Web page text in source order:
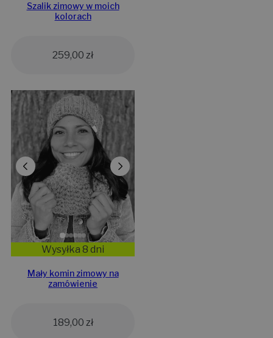
Szalik zimowy w moich
kolorach
259,00 zł
Wysyłka 8 dni
Mały komin zimowy na
zamówienie
189,00 zł